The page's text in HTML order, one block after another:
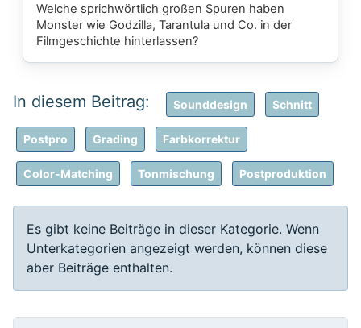
Welche sprichwörtlich großen Spuren haben
Monster wie Godzilla, Tarantula und Co. in der
Filmgeschichte hinterlassen?
Sounddesign Schnitt
Postpro Grading Farbkorrektur
Color-Matching Tonmischung Postproduktion
Information
Es gibt keine Beiträge in dieser Kategorie. Wenn
Unterkategorien angezeigt werden, können diese
aber Beiträge enthalten.